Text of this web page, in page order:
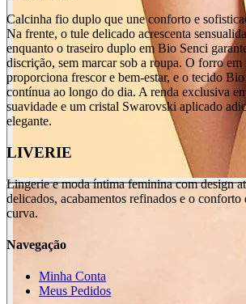
Calcinha fio duplo que une conforto e
Na frente, o tule delicado acrescenta
enquanto o traseiro duplo em Bio Senci
discrição, sem marcar sob a roupa. O forro
proporciona frescor e bem-estar, e o tecido
contínua ao longo do dia. A renda exclusiva
suavidade e um cristal Swarovski aplicado
elegante.
LIVERIE
Lingerie e moda íntima feminina com design
delicados, acabamentos refinados e o conforto
curva.
Navegação
Minha Conta
Meus Pedidos